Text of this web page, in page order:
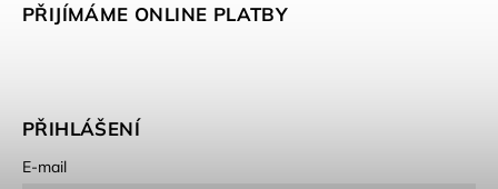
PŘIJÍMÁME ONLINE PLATBY
PŘIHLÁŠENÍ
E-mail